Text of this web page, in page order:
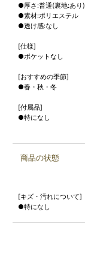
●厚さ:普通(裏地:あり)
●素材:ポリエステル
●透け感:なし
[仕様]
●ポケットなし
[おすすめの季節]
●春・秋・冬
[付属品]
●特になし
商品の状態
[キズ・汚れについて]
●特になし